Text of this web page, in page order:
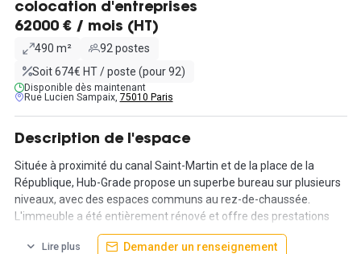
colocation d'entreprises
62000 € / mois (HT)
490 m²
92 postes
Soit 674€ HT / poste (pour 92)
Disponible dès maintenant
Rue Lucien Sampaix, 75010 Paris
Description de l'espace
Située à proximité du canal Saint-Martin et de la place de la
République, Hub-Grade propose un superbe bureau sur plusieurs
niveaux, avec des espaces communs au rez-de-chaussée.
L'immeuble a été entièrement rénové et offre des prestations
Lire plus Demander un renseignement